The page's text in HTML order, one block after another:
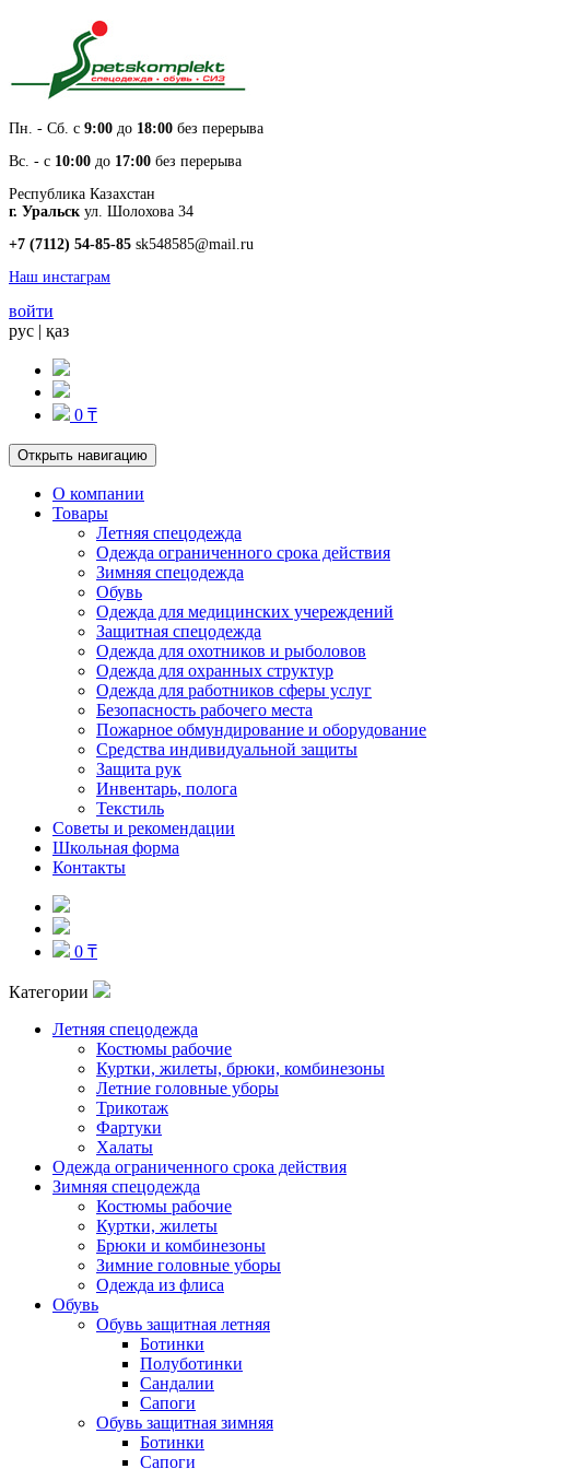
Пн. - Cб. с 9:00 до 18:00 без перерыва
Вс. - с 10:00 до 17:00 без перерыва
Республика Казахстан
г. Уральск ул. Шолохова 34
+7 (7112) 54-85-85 sk548585@mail.ru
Наш инстаграм
войти
рус | қаз
0 ₸
Открыть навигацию
О компании
Товары
Летняя спецодежда
Одежда ограниченного срока действия
Зимняя спецодежда
Обувь
Одежда для медицинских учереждений
Защитная спецодежда
Одежда для охотников и рыболовов
Одежда для охранных структур
Одежда для работников сферы услуг
Безопасность рабочего места
Пожарное обмундирование и оборудование
Средства индивидуальной защиты
Защита рук
Инвентарь, полога
Текстиль
Советы и рекомендации
Школьная форма
Контакты
0 ₸
Категории
Летняя спецодежда
Костюмы рабочие
Куртки, жилеты, брюки, комбинезоны
Летние головные уборы
Трикотаж
Фартуки
Халаты
Одежда ограниченного срока действия
Зимняя спецодежда
Костюмы рабочие
Куртки, жилеты
Брюки и комбинезоны
Зимние головные уборы
Одежда из флиса
Обувь
Обувь защитная летняя
Ботинки
Полуботинки
Сандалии
Сапоги
Обувь защитная зимняя
Ботинки
Сапоги